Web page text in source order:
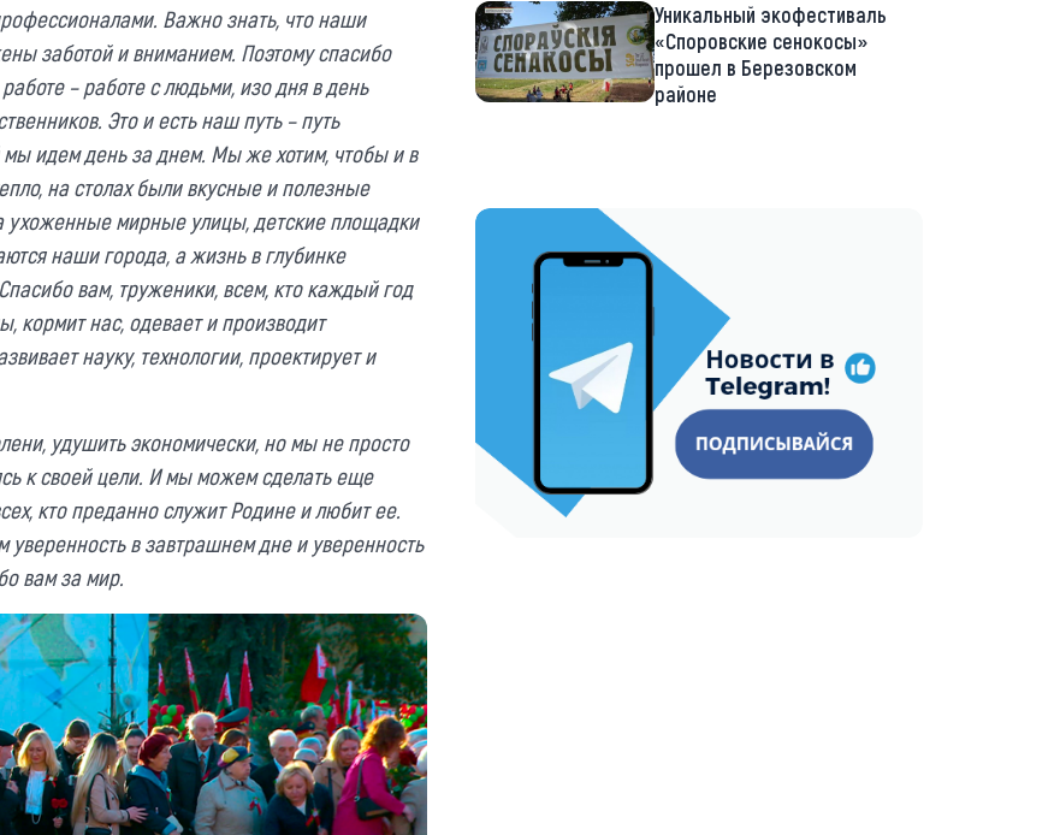
Важно знать, что наши
заботой и вниманием. Поэтому спасибо
– работе с людьми, изо дня в день
Это и есть наш путь – путь
идем день за днем. Мы же хотим, чтобы и в
на столах были вкусные и полезные
ухоженные мирные улицы, детские площадки
наши города, а жизнь в глубинке
вам, труженики, всем, кто каждый год
кормит нас, одевает и производит
науку, технологии, проектирует и
удушить экономически, но мы не просто
к своей цели. И мы можем сделать еще
кто преданно служит Родине и любит ее.
уверенность в завтрашнем дне и уверенность
вам за мир.
Уникальный экофестиваль
«Споровские сенокосы»
прошел в Березовском
районе
https://t.me/minskctvby